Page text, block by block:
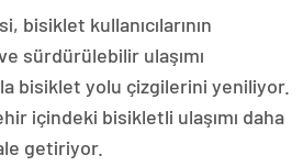
bisiklet kullanıcılarının
sürdürülebilir ulaşımı
bisiklet yolu çizgilerini yeniliyor.
içindeki bisikletli ulaşımı daha
getiriyor.